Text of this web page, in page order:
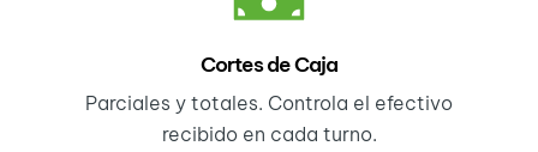
Cortes de Caja
Parciales y totales. Controla el efectivo
recibido en cada turno.